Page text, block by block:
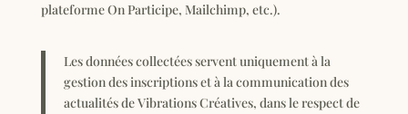
plateforme On Participe, Mailchimp, etc.).
Les données collectées servent uniquement à la
gestion des inscriptions et à la communication des
actualités de Vibrations Créatives, dans le respect de